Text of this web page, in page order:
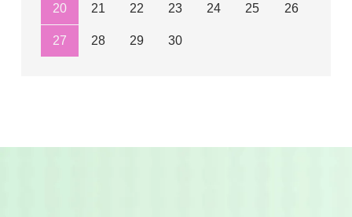
20 21 22 23 24 25 26
27 28 29 30